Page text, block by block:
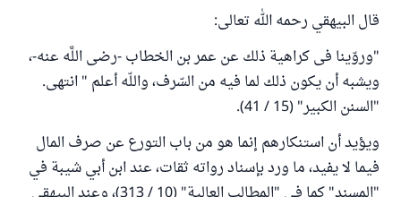
قال البيهقي رحمه الله تعالى:
"وروّينا فى كراهية ذلك عن عمر بن الخطاب -رضى اللَّه عنه-،
ويشبه أن يكون ذلك لما فيه من السّرف، واللّه أعلم " انتهى.
"السنن الكبير" (15 / 41).
ويؤيد أن استنكارهم إنما هو من باب التورع عن صرف المال
فيما لا يفيد، ما ورد بإسناد رواته ثقات، عند ابن أبي شيبة في